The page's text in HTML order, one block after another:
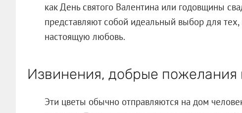
как День святого Валентина или годовщины
представляют собой идеальный выбор для тех,
настоящую любовь.
Извинения, добрые пожелания
Эти цветы обычно отправляются на дом